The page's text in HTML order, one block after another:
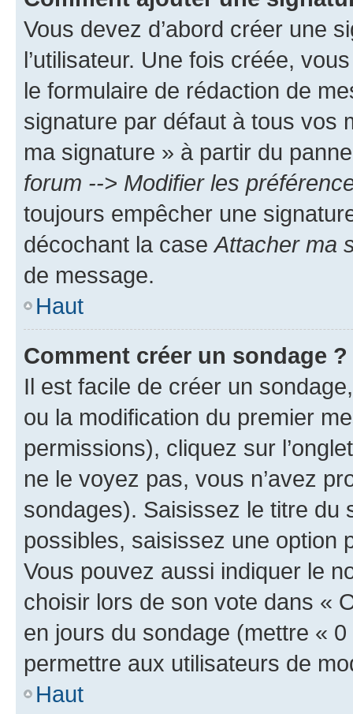
Vous devez d’abord créer une
l’utilisateur. Une fois créée,
le formulaire de rédaction de
signature par défaut à tous vos
ma signature » à partir du
forum --> Modifier les
toujours empêcher une
décochant la caseAttacher ma
de message.
Haut
Comment créer un sondage ?
Il est facile de créer un
ou la modification du premier
permissions), cliquez sur
ne le voyez pas, vous n’avez
sondages). Saisissez le titre du
possibles, saisissez une option
Vous pouvez aussi indiquer le
choisir lors de son vote dans «
en jours du sondage (mettre «
permettre aux utilisateurs de
Haut